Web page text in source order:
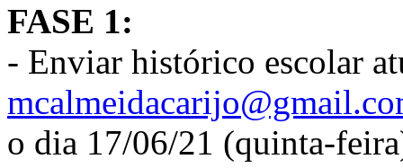
FASE 1:
- Enviar histórico escolar
o dia 17/06/21 (quinta-